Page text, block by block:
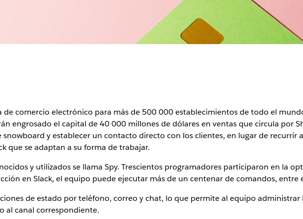
de comercio electrónico para más de 500 000 establecimientos de todo el
engrosado el capital de 40 000 millones de dólares en ventas que circula por
snowboard y establecer un contacto directo con los clientes, en lugar de recurrir
que se adaptan a su forma de trabajar.
y utilizados se llama Spy. Trescientos programadores participaron en la
en Slack, el equipo puede ejecutar más de un centenar de comandos, entre
de estado por teléfono, correo y chat, lo que permite al equipo administrar
al canal correspondiente.